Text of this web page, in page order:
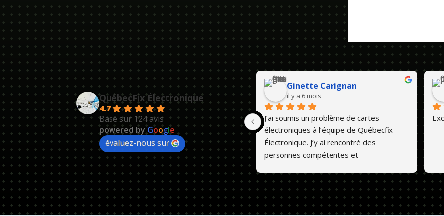
QuébecFix Électronique
4.7
Basé sur 124 avis
powered byGoogle
évaluez-nous sur
Ginette Carignan
il y a 6 mois
J’ai soumis un problème de cartes
électroniques à l’équipe de Québecfix
Électronique. J’y ai rencontré des
personnes compétentes et
qualité et les prix sont abordables. 💕😊